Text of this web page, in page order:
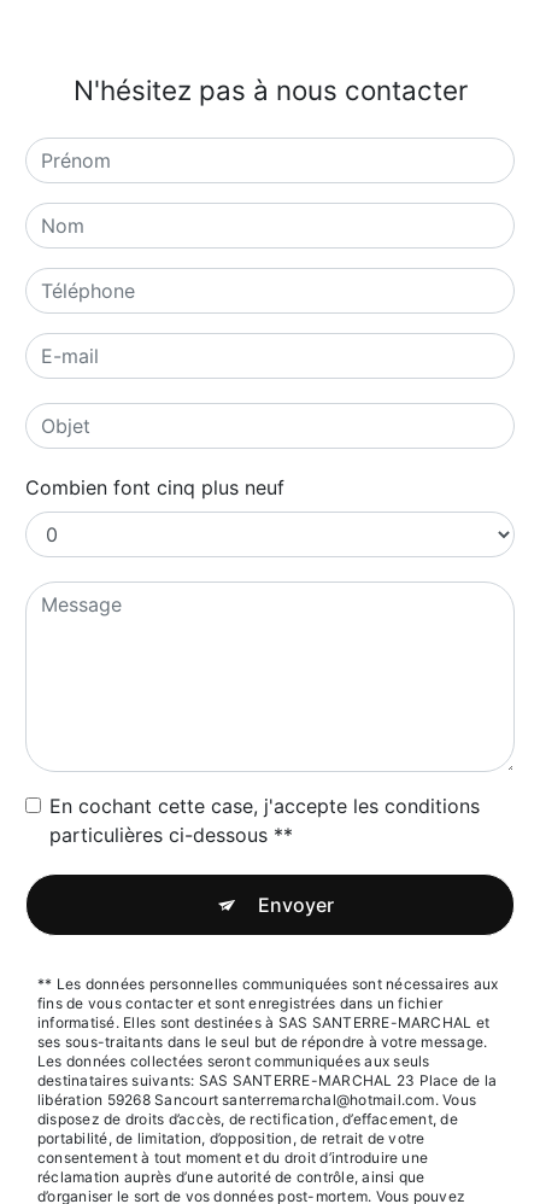
N'hésitez pas à nous contacter
Combien font cinq plus neuf
En cochant cette case, j'accepte les conditions
particulières ci-dessous **
Envoyer
** Les données personnelles communiquées sont nécessaires aux
fins de vous contacter et sont enregistrées dans un fichier
informatisé. Elles sont destinées à SAS SANTERRE-MARCHAL et
ses sous-traitants dans le seul but de répondre à votre message.
Les données collectées seront communiquées aux seuls
destinataires suivants: SAS SANTERRE-MARCHAL 23 Place de la
libération 59268 Sancourt santerremarchal@hotmail.com. Vous
disposez de droits d’accès, de rectification, d’effacement, de
portabilité, de limitation, d’opposition, de retrait de votre
consentement à tout moment et du droit d’introduire une
réclamation auprès d’une autorité de contrôle, ainsi que
d’organiser le sort de vos données post-mortem. Vous pouvez